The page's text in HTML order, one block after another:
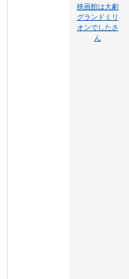
映画館は大劇
グランドミリ
オンでしたさ
ん